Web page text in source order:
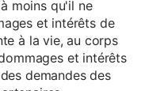
moins qu'il ne
et intérêts de
à la vie, au corps
et intérêts
demandes des